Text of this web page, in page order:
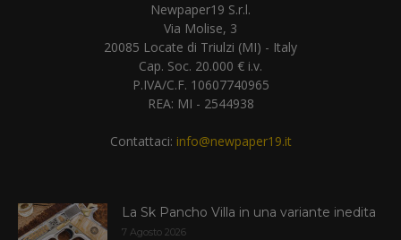
Newpaper19 S.r.l.
Via Molise, 3
20085 Locate di Triulzi (MI) - Italy
Cap. Soc. 20.000 € i.v.
P.IVA/C.F. 10607740965
REA: MI - 2544938
Contattaci: info@newpaper19.it
La Sk Pancho Villa in una variante inedita
7 Agosto 2026